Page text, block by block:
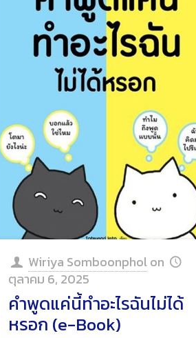
Wiriya Somboonpholon
ตุลาคม 6, 2025
คำพูดแค่นี้ทำอะไรฉันไม่ได้
หรอก (e-Book)